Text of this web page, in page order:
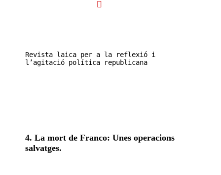
Revista laica per a la reflexió i
l’agitació política republicana
4. La mort de Franco: Unes operacions
salvatges.